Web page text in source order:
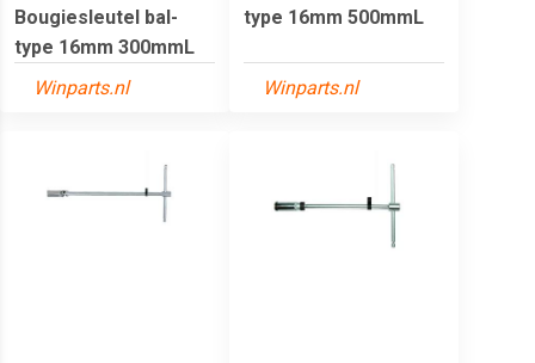
Bougiesleutel bal-
type 16mm 300mmL
Winparts.nl
type 16mm 500mmL
Winparts.nl